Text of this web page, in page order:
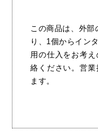
この商品は、外部
り、1個からイン
用の仕入をお考え
絡ください。営
ます。